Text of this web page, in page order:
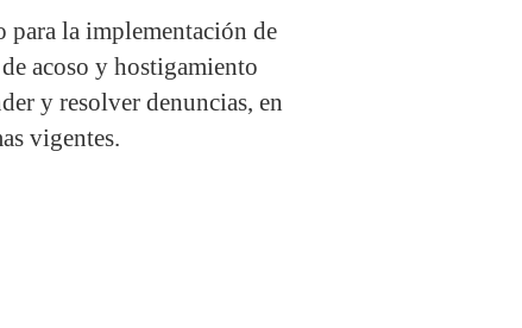
para la implementación de
acoso y hostigamiento
y resolver denuncias, en
vigentes.